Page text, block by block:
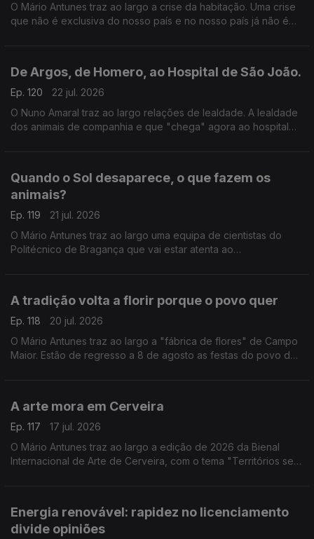
O Mário Antunes traz ao largo a crise da habitação. Uma crise
que não é exclusiva do nosso país e no nosso país já não é
De Argos, de Homero, ao Hospital de São João.
Ep. 120
22 jul. 2026
O Nuno Amaral traz ao largo relações de lealdade. A lealdade
dos animais de companhia e que "chega" agora ao hospital
Quando o Sol desaparece, o que fazem os
animais?
Ep. 119
21 jul. 2026
O Mário Antunes traz ao largo uma equipa de cientistas do
Politécnico de Bragança que vai estar atenta ao
A tradição volta a florir porque o povo quer
Ep. 118
20 jul. 2026
O Mário Antunes traz ao largo a "fábrica de flores" de Campo
Maior. Estão de regresso a 8 de agosto as festas do povo de
A arte mora em Cerveira
Ep. 117
17 jul. 2026
O Mário Antunes traz ao largo a edição de 2026 da Bienal
Internacional de Arte de Cerveira, com o tema "Territórios sem
Energia renovável: rapidez no licenciamento
divide opiniões